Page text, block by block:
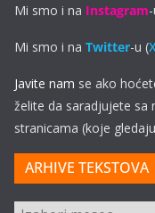
Mi smo i na Instagram
Mi smo i na Twitter-u (
Javite nam se ako
želite da saradjujete sa
stranicama (koje
ARHIVE TEKSTOVA